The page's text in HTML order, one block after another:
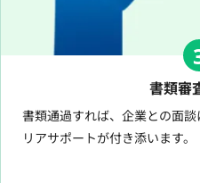
書類審
書類通過すれば、企業との面
リアサポートが付き添います。